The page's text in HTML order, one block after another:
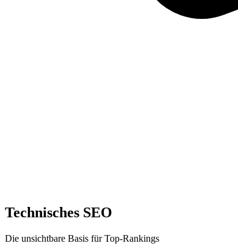
Technisches SEO
Die unsichtbare Basis für Top-Rankings